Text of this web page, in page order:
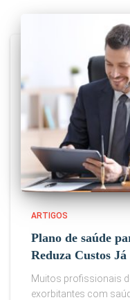
ARTIGOS
Plano de saúde
Reduza Custos Já
Muitos profissionais
exorbitantes com